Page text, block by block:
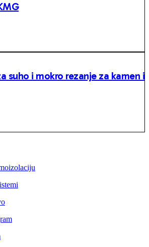
suho i mokro rezanje za kamen i